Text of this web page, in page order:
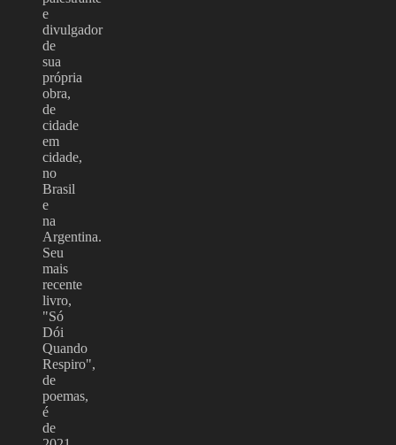
e
divulgador
de
sua
própria
obra,
de
cidade
em
cidade,
no
Brasil
e
na
Argentina.
Seu
mais
recente
livro,
"Só
Dói
Quando
Respiro",
de
poemas,
é
de